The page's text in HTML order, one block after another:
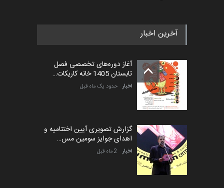
آخرین اخبار
آغاز دوره‌های تخصصی فصل
تابستان 1405 خانه کاریکات…
اخبار حدود یک ماه قبل
گزارش تصویری آیین اختتامیه و
اهدای جوایز سومین مس…
اخبار 2 ماه قبل